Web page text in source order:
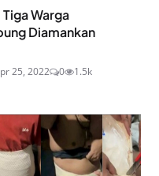
Warga
Diamankan
25, 2022 0 1.5k